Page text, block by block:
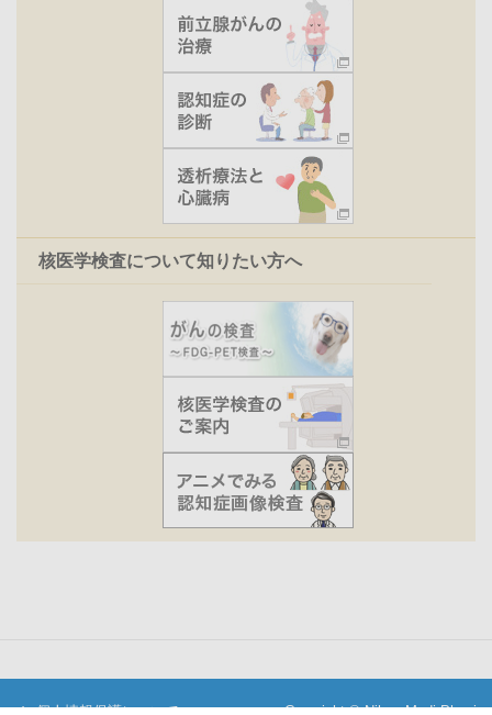
核医学検査について知りたい方へ
個人情報保護について Copyright © Nihon Medi-Physics